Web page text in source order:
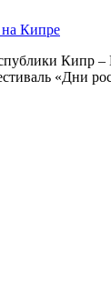
на Кипре
Кипр
«Дни